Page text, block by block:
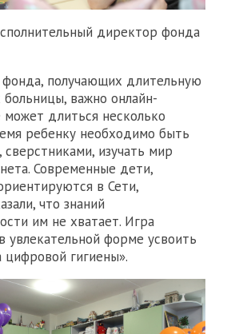
директор фонда
получающих длительную
важно онлайн-
длиться несколько
ребенку необходимо быть
сверстниками, изучать мир
Современные дети,
в Сети,
что знаний
им не хватает. Игра
увлекательной форме усвоить
гигиены».